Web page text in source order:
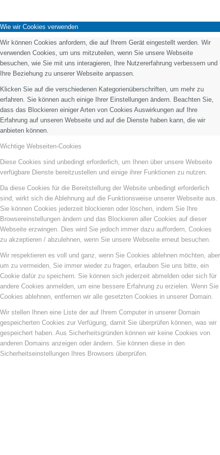
Wie wir Cookies verwenden
Wir können Cookies anfordern, die auf Ihrem Gerät eingestellt werden. Wir
verwenden Cookies, um uns mitzuteilen, wenn Sie unsere Webseite
besuchen, wie Sie mit uns interagieren, Ihre Nutzererfahrung verbessern und
Ihre Beziehung zu unserer Webseite anpassen.
Klicken Sie auf die verschiedenen Kategorienüberschriften, um mehr zu
erfahren. Sie können auch einige Ihrer Einstellungen ändern. Beachten Sie,
dass das Blockieren einiger Arten von Cookies Auswirkungen auf Ihre
Erfahrung auf unseren Webseite und auf die Dienste haben kann, die wir
anbieten können.
Wichtige Webseiten-Cookies
Diese Cookies sind unbedingt erforderlich, um Ihnen über unsere Webseite
verfügbare Dienste bereitzustellen und einige ihrer Funktionen zu nutzen.
Da diese Cookies für die Bereitstellung der Website unbedingt erforderlich
sind, wirkt sich die Ablehnung auf die Funktionsweise unserer Webseite aus.
Sie können Cookies jederzeit blockieren oder löschen, indem Sie Ihre
Browsereinstellungen ändern und das Blockieren aller Cookies auf dieser
Webseite erzwingen. Dies wird Sie jedoch immer dazu auffordern, Cookies
zu akzeptieren / abzulehnen, wenn Sie unsere Webseite erneut besuchen.
Wir respektieren es voll und ganz, wenn Sie Cookies ablehnen möchten, aber
um zu vermeiden, Sie immer wieder zu fragen, erlauben Sie uns bitte, ein
Cookie dafür zu speichern. Sie können sich jederzeit abmelden oder sich für
andere Cookies anmelden, um eine bessere Erfahrung zu erzielen. Wenn Sie
Cookies ablehnen, entfernen wir alle gesetzten Cookies in unserer Domain.
Wir stellen Ihnen eine Liste der auf Ihrem Computer in unserer Domain
gespeicherten Cookies zur Verfügung, damit Sie überprüfen können, was wir
gespeichert haben. Aus Sicherheitsgründen können wir keine Cookies von
anderen Domains anzeigen oder ändern. Sie können diese in den
Sicherheitseinstellungen Ihres Browsers überprüfen.